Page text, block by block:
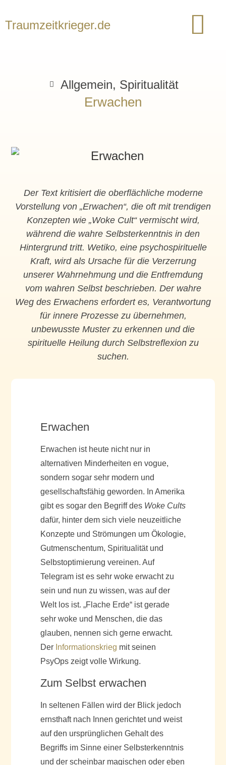
Traumzeitkrieger.de
Allgemein, Spiritualität
Erwachen
Der Text kritisiert die oberflächliche moderne
Vorstellung von „Erwachen“, die oft mit trendigen
Konzepten wie „Woke Cult“ vermischt wird,
während die wahre Selbsterkenntnis in den
Hintergrund tritt. Wetiko, eine psychospirituelle
Kraft, wird als Ursache für die Verzerrung
unserer Wahrnehmung und die Entfremdung
vom wahren Selbst beschrieben. Der wahre
Weg des Erwachens erfordert es, Verantwortung
für innere Prozesse zu übernehmen,
unbewusste Muster zu erkennen und die
spirituelle Heilung durch Selbstreflexion zu
suchen.
Erwachen
Erwachen ist heute nicht nur in
alternativen Minderheiten en vogue,
sondern sogar sehr modern und
gesellschaftsfähig geworden. In Amerika
gibt es sogar den Begriff des Woke Cults
dafür, hinter dem sich viele neuzeitliche
Konzepte und Strömungen um Ökologie,
Gutmenschentum, Spiritualität und
Selbstoptimierung vereinen. Auf
Telegram ist es sehr woke erwacht zu
sein und nun zu wissen, was auf der
Welt los ist. „Flache Erde“ ist gerade
sehr woke und Menschen, die das
glauben, nennen sich gerne erwacht.
Der Informationskrieg mit seinen
PsyOps zeigt volle Wirkung.
Zum Selbst erwachen
In seltenen Fällen wird der Blick jedoch
ernsthaft nach Innen gerichtet und weist
auf den ursprünglichen Gehalt des
Begriffs im Sinne einer Selbsterkenntnis
und der scheinbar magischen oder eben